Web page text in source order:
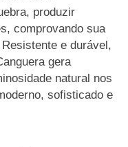
produzir
comprovando sua
e durável,
gera
natural nos
sofisticado e